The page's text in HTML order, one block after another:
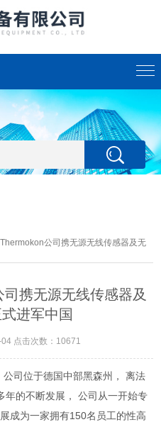
公司携无源无线传感器及无
携无源无线传感器及
进军中国
点击次数：10671
司位于德国中部黑森州， 离法
年的不断发展， 公司从一开始专
成为一家拥有150名员工的性高